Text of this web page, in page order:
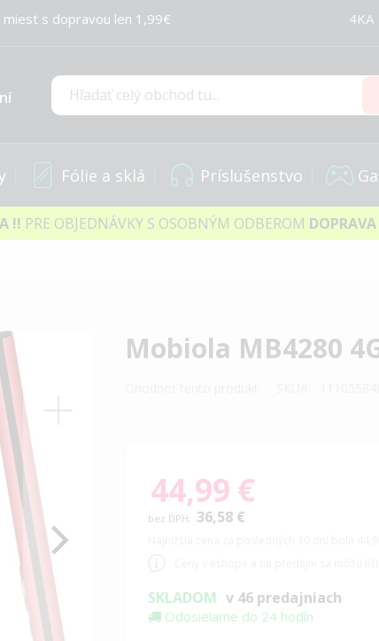
s dopravou len 1,99€ 4KA
Hľadať
Fólie a sklá Príslušenstvo
!! PRE OBJEDNÁVKY S OSOBNÝM ODBEROM
Mobiola MB4280
44,99 €
36,58 €
SKLADOM v 46 predajniach
Odosielame do 24 hodín